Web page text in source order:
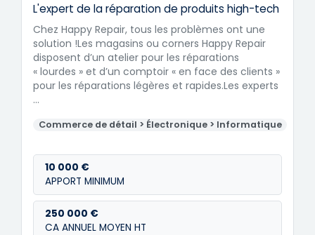
L'expert de la réparation de produits high-tech
Chez Happy Repair, tous les problèmes ont une
solution !Les magasins ou corners Happy Repair
disposent d’un atelier pour les réparations
« lourdes » et d’un comptoir « en face des clients »
pour les réparations légères et rapides.Les experts
…
Commerce de détail > Électronique > Informatique
10 000 €
APPORT MINIMUM
250 000 €
CA ANNUEL MOYEN HT